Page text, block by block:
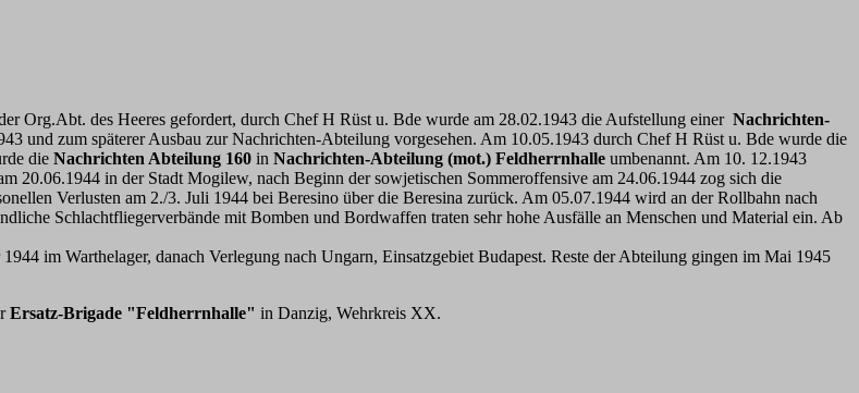
Org.Abt. des Heeres gefordert, durch Chef H Rüst u. Bde wurde am 28.02.1943 die Aufstellung einer Nachrichten-
und zum späterer Ausbau zur Nachrichten-Abteilung vorgesehen. Am 10.05.1943 durch Chef H Rüst u. Bde wurde die
die Nachrichten Abteilung 160 in Nachrichten-Abteilung (mot.) Feldherrnhalle umbenannt. Am 10. 12.1943
20.06.1944 in der Stadt Mogilew, nach Beginn der sowjetischen Sommeroffensive am 24.06.1944 zog sich die
Verlusten am 2./3. Juli 1944 bei Beresino über die Beresina zurück. Am 05.07.1944 wird an der Rollbahn nach
Schlachtfliegerverbände mit Bomben und Bordwaffen traten sehr hohe Ausfälle an Menschen und Material ein. Ab
1944 im Warthelager, danach Verlegung nach Ungarn, Einsatzgebiet Budapest. Reste der Abteilung gingen im Mai 1945
Ersatz-Brigade "Feldherrnhalle" in Danzig, Wehrkreis XX.